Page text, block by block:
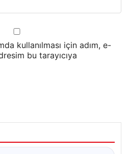
kullanılması için adım, e-
bu tarayıcıya